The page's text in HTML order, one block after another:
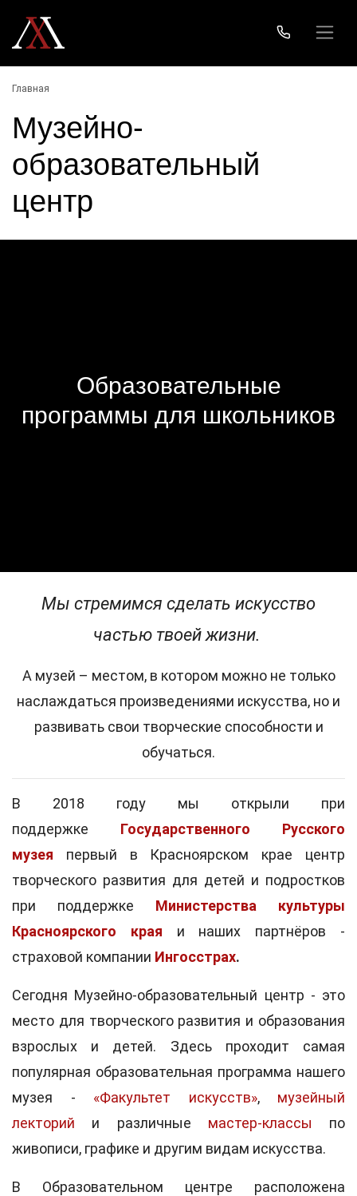
Главная
Музейно-
образовательный
центр
Образовательные
программы для школьников
Мы стремимся сделать искусство
частью твоей жизни.
А музей – местом, в котором можно не только
наслаждаться произведениями искусства, но и
развивать свои творческие способности и
обучаться.
В 2018 году мы открыли при
поддержке Государственного Русского
музея
первый в Красноярском крае центр
творческого развития для детей и подростков
при поддержке Министерства культуры
Красноярского края и наших партнёров -
страховой компании Ингосстрах.
Сегодня Музейно-образовательный центр - это
место для творческого развития и образования
взрослых и детей. Здесь проходит самая
популярная образовательная программа нашего
музея - «Факультет искусств», музейный
лекторий и различные мастер-классы по
живописи, графике и другим видам искусства.
В Образовательном центре расположена